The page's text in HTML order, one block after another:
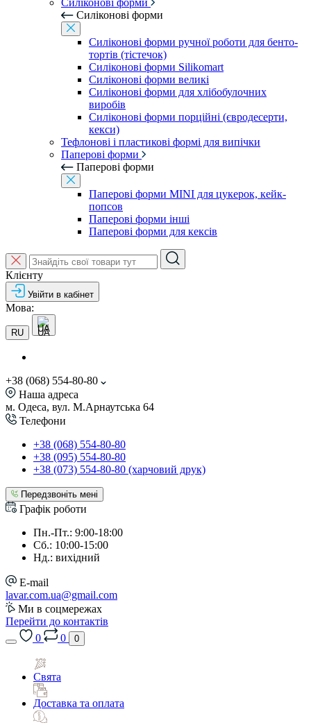
Силіконові форми
Силіконові форми
Силіконові форми ручної роботи для бенто-
тортів (тістечок)
Силіконові форми Silikomart
Силіконові форми великі
Силіконові форми для хлібобулочних
виробів
Силіконові форми порційні (євродесерти,
кекси)
Тефлонові і пластикові формі для випічки
Паперові форми
Паперові форми
Паперові форми MINI для цукерок, кейк-
попсов
Паперові форми інші
Паперові форми для кексів
Клієнту
Увійти в кабінет
Мова:
RU UA
+38 (068) 554-80-80
Наша адреса
м. Одеса, вул. М.Арнаутська 64
Телефони
+38 (068) 554-80-80
+38 (095) 554-80-80
+38 (073) 554-80-80 (харчовий друк)
Передзвоніть мені
Графік роботи
Пн.-Пт.: 9:00-18:00
Сб.: 10:00-15:00
Нд.: вихідний
E-mail
lavar.com.ua@gmail.com
Ми в соцмережах
Перейти до контактів
0
0 0
Свята
Доставка та оплата